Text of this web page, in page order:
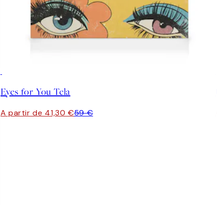
Eyes for You Tela
A partir de 41,30 €59 €